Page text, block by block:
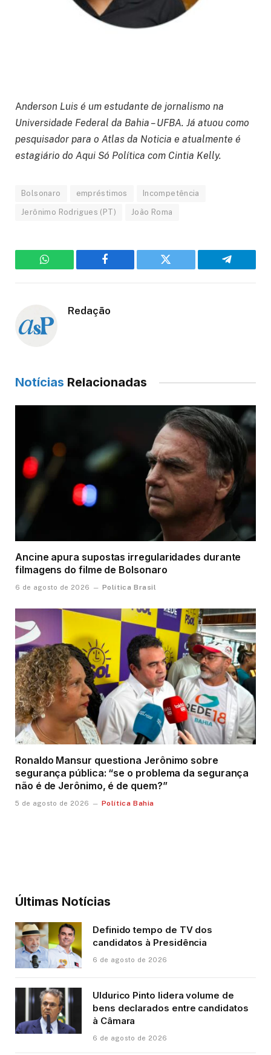
Anderson Luis é um estudante de jornalismo na
Universidade Federal da Bahia – UFBA. Já atuou como
pesquisador para o Atlas da Noticia e atualmente é
estagiário do Aqui Só Política com Cintia Kelly.
Bolsonaro empréstimos Incompetência
Jerônimo Rodrigues (PT) João Roma
WhatsApp Facebook Twitter Telegram
Redação
Notícias Relacionadas
Ancine apura supostas irregularidades durante
filmagens do filme de Bolsonaro
6 de agosto de 2026 Política Brasil
Ronaldo Mansur questiona Jerônimo sobre
segurança pública: “se o problema da segurança
não é de Jerônimo, é de quem?”
5 de agosto de 2026 Política Bahia
Últimas Notícias
Definido tempo de TV dos
candidatos à Presidência
6 de agosto de 2026
Uldurico Pinto lidera volume de
bens declarados entre candidatos
à Câmara
6 de agosto de 2026